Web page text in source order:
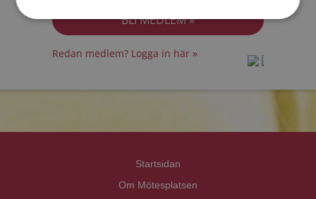
Redan medlem? Logga in här »
Startsidan
Om Mötesplatsen